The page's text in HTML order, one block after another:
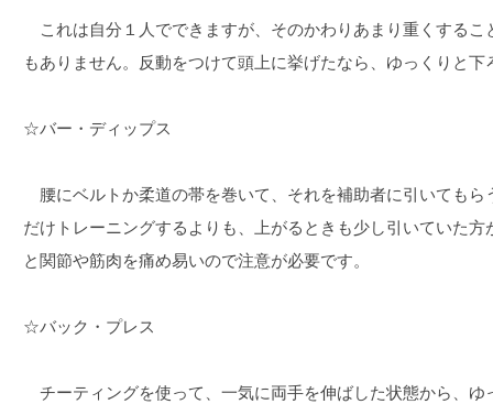
これは自分１人でできますが、そのかわりあまり重くするこ
もありません。反動をつけて頭上に挙げたなら、ゆっくりと下
☆バー・ディップス
腰にベルトか柔道の帯を巻いて、それを補助者に引いてもら
だけトレーニングするよりも、上がるときも少し引いていた
と関節や筋肉を痛め易いので注意が必要です。
☆バック・プレス
チーティングを使って、一気に両手を伸ばした状態から、ゆ